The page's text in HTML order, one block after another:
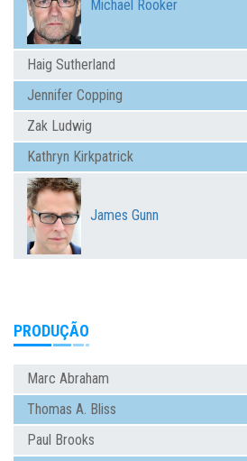
Michael Rooker
Haig Sutherland
Jennifer Copping
Zak Ludwig
Kathryn Kirkpatrick
James Gunn
PRODUÇÃO
Marc Abraham
Thomas A. Bliss
Paul Brooks